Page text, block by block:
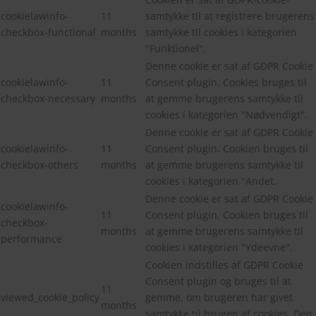
cookielawinfo-
checkbox-functional
11
months
samtykke til at registrere brugerens
samtykke til cookies i kategorien
"Funktionel".
cookielawinfo-
checkbox-necessary
11
months
Denne cookie er sat af GDPR Cookie
Consent plugin. Cookies bruges til
at gemme brugerens samtykke til
cookies i kategorien "Nødvendigt".
cookielawinfo-
checkbox-others
11
months
Denne cookie er sat af GDPR Cookie
Consent plugin. Cookien bruges til
at gemme brugerens samtykke til
cookies i kategorien "Andet.
cookielawinfo-
checkbox-
performance
11
months
Denne cookie er sat af GDPR Cookie
Consent plugin. Cookien bruges til
at gemme brugerens samtykke til
cookies i kategorien "Ydeevne".
viewed_cookie_policy
11
months
Cookien indstilles af GDPR Cookie
Consent plugin og bruges til at
gemme, om brugeren har givet